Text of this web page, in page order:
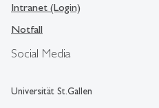
Social Media
Universität St.Gallen
Intranet (Login)
Notfall